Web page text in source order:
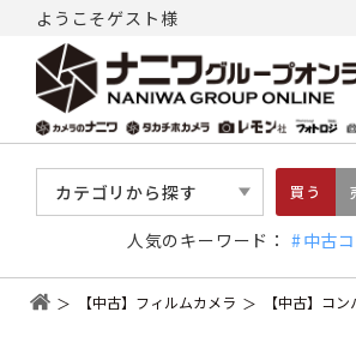
ようこそゲスト様
カテゴリから探す 買う
人気のキーワード： 中古
【中古】フィルムカメラ 【中古】コ